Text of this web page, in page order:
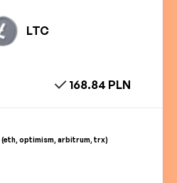
LTC
168.84 PLN
(eth, optimism, arbitrum, trx)